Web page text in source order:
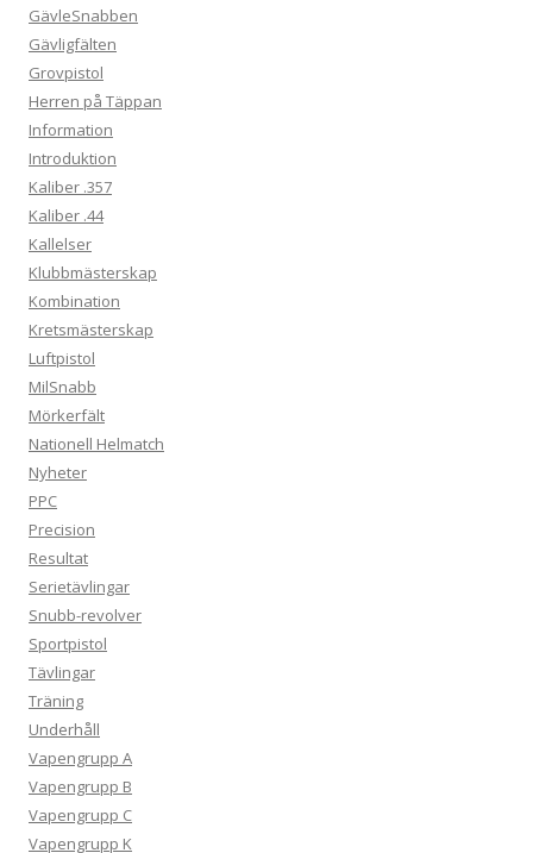
GävleSnabben
Gävligfälten
Grovpistol
Herren på Täppan
Information
Introduktion
Kaliber .357
Kaliber .44
Kallelser
Klubbmästerskap
Kombination
Kretsmästerskap
Luftpistol
MilSnabb
Mörkerfält
Nationell Helmatch
Nyheter
PPC
Precision
Resultat
Serietävlingar
Snubb-revolver
Sportpistol
Tävlingar
Träning
Underhåll
Vapengrupp A
Vapengrupp B
Vapengrupp C
Vapengrupp K